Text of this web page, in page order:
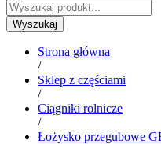
Wyszukaj
Strona główna
/
Sklep z częściami
/
Ciągniki rolnicze
/
Łożysko przegubowe